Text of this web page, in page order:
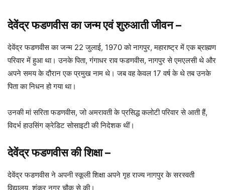
देवेंद्र फडणवीस का जन्म एवं शुरुआती जीवन–
देवेंद्र फडणवीस का जन्म 22 जुलाई, 1970 को नागपुर, महाराष्ट्र में एक ब्राह्मण
परिवार में हुआ था। उनके पिता, गंगाधर राव फडणवीस, नागपुर से एमएलसी थे और
अपने समय के दौरान एक प्रमुख नाम थे। जब वह केवल 17 वर्ष के थे तब उनके
पिता का निधन हो गया था।
उनकी मां सरिता फडणवीस, जो अमरावती के प्रसिद्ध कलोटी परिवार से आती हैं,
विदर्भ हाउसिंग क्रेडिट सोसाइटी की निदेशक थीं।
देवेंद्र फडणवीस की शिक्षा–
देवेंद्र फडणवीस ने अपनी स्कूली शिक्षा अपने गृह राज्य नागपुर के सरस्वती
विद्यालय, शंकर नगर चौक से की।